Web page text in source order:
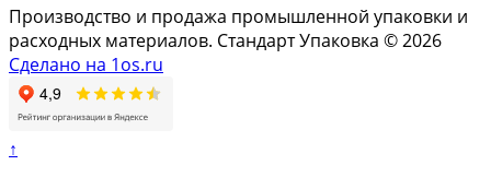
Производство и продажа промышленной упаковки и
расходных материалов. Стандарт Упаковка © 2026
Сделано на 1os.ru
↑